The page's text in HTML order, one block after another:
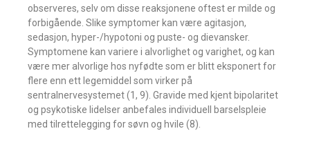
observeres, selv om disse reaksjonene oftest er milde og
forbigående. Slike symptomer kan være agitasjon,
sedasjon, hyper-/hypotoni og puste- og dievansker.
Symptomene kan variere i alvorlighet og varighet, og kan
være mer alvorlige hos nyfødte som er blitt eksponert for
flere enn ett legemiddel som virker på
sentralnervesystemet (1, 9). Gravide med kjent bipolaritet
og psykotiske lidelser anbefales individuell barselspleie
med tilrettelegging for søvn og hvile (8).